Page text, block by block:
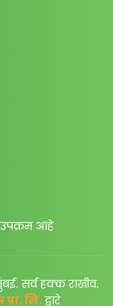
आहे
सर्व हक्क राखीव.
लि.द्वारे